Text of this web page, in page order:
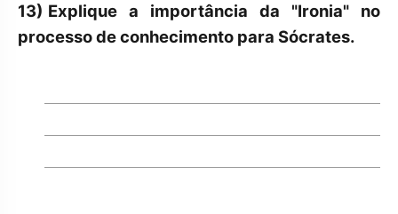
13) Explique a importância da "Ironia" no
processo de conhecimento para Sócrates.